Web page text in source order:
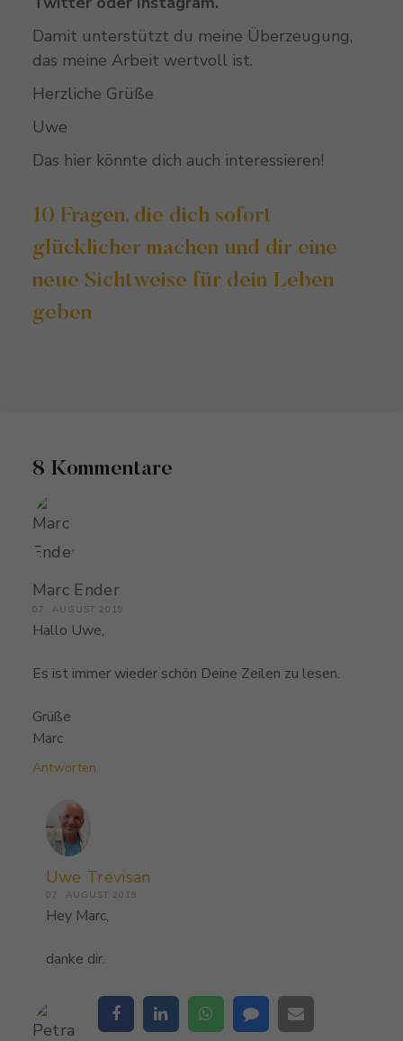
Damit unterstützt du meine Überzeugung,
das meine Arbeit wertvoll ist.
Herzliche Grüße
Uwe
Das hier könnte dich auch interessieren!
10 Fragen, die dich sofort
glücklicher machen und dir eine
neue Sichtweise für dein Leben
geben
8 Kommentare
Marc Ender
07. AUGUST 2019
Hallo Uwe,
Es ist immer wieder schön Deine Zeilen zu lesen.
Grüße
Marc
Antworten
Uwe Trevisan
07. AUGUST 2019
Hey Marc,
danke dir.